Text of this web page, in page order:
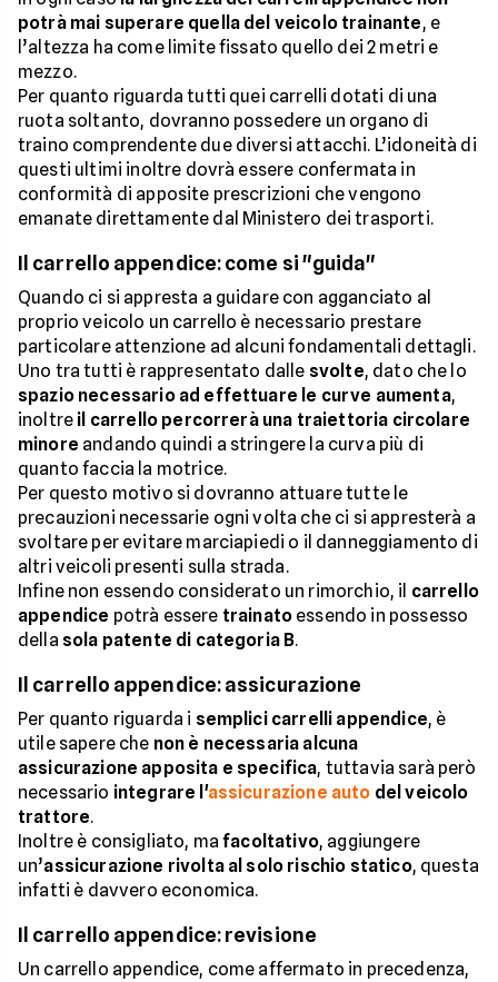
potrà mai superare quella del veicolo trainante, e
l’altezza ha come limite fissato quello dei 2 metri e
mezzo.
Per quanto riguarda tutti quei carrelli dotati di una
ruota soltanto, dovranno possedere un organo di
traino comprendente due diversi attacchi. L’idoneità di
questi ultimi inoltre dovrà essere confermata in
conformità di apposite prescrizioni che vengono
emanate direttamente dal Ministero dei trasporti.
Il carrello appendice: come si "guida"
Quando ci si appresta a guidare con agganciato al
proprio veicolo un carrello è necessario prestare
particolare attenzione ad alcuni fondamentali dettagli.
Uno tra tutti è rappresentato dalle svolte, dato che lo
spazio necessario ad effettuare le curve aumenta,
inoltre il carrello percorrerà una traiettoria circolare
minore andando quindi a stringere la curva più di
quanto faccia la motrice.
Per questo motivo si dovranno attuare tutte le
precauzioni necessarie ogni volta che ci si appresterà a
svoltare per evitare marciapiedi o il danneggiamento di
altri veicoli presenti sulla strada.
Infine non essendo considerato un rimorchio, il carrello
appendice potrà essere trainatoessendo in possesso
della sola patente di categoria B.
Il carrello appendice: assicurazione
Per quanto riguarda i semplici carrelli appendice, è
utile sapere che non è necessaria alcuna
assicurazione apposita e specifica, tuttavia sarà però
necessario integrare l'assicurazione auto del veicolo
trattore.
Inoltre è consigliato, mafacoltativo, aggiungere
un’assicurazione rivolta al solo rischio statico, questa
infatti è davvero economica.
Il carrello appendice: revisione
Un carrello appendice, come affermato in precedenza,